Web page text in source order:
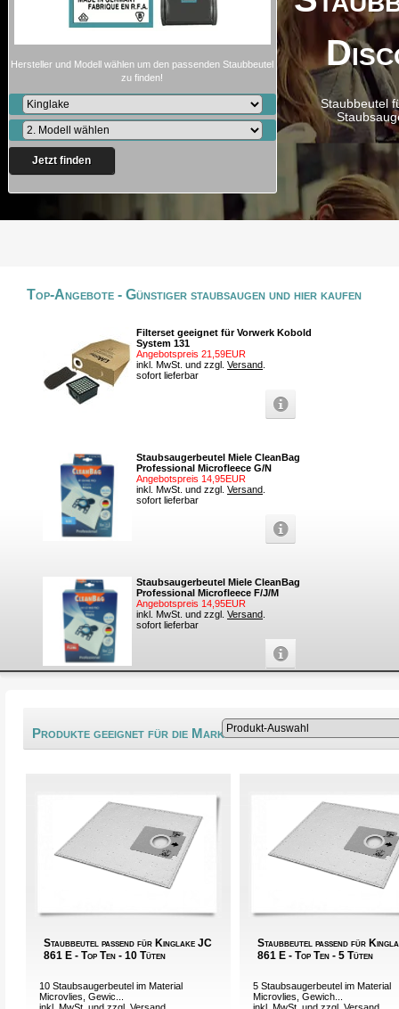
Staubbeutel
Hersteller und Modell wählen um den passenden Staubbeutel
zu finden!
Jetzt finden
Top-Angebote - Günstiger staubsaugen und hier kaufen
Filterset geeignet für Vorwerk Kobold
System 131
Angebotspreis 21,59EUR
inkl. MwSt. und zzgl. Versand
sofort lieferbar
Staubsaugerbeutel Miele CleanBag
Professional Microfleece G/N
Angebotspreis 14,95EUR
inkl. MwSt. und zzgl. Versand
sofort lieferbar
Staubsaugerbeutel Miele CleanBag
Professional Microfleece F/J/M
Angebotspreis 14,95EUR
inkl. MwSt. und zzgl. Versand
sofort lieferbar
Produkte geeignet für die Marke Kinglake®
Staubbeutel passend für Kinglake JC
861 E - Top Ten - 10 Tüten
10 Staubsaugerbeutel im Material
Microvlies, Gewic...
Staubbeutel passend für
861 E - Top Ten - 5 Tüten
5 Staubsaugerbeutel im Material
Microvlies, Gewich...